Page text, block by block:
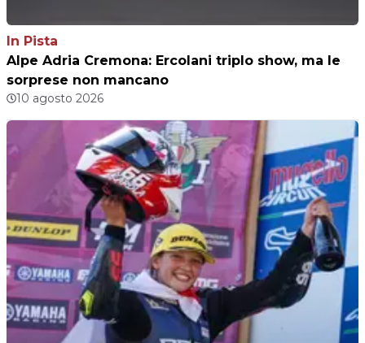
In Pista
Alpe Adria Cremona: Ercolani triplo show, ma le
sorprese non mancano
10 agosto 2026